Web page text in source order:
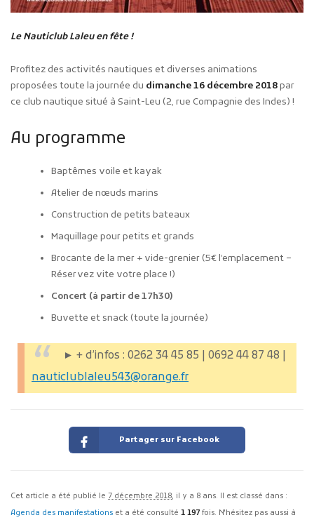
Le Nauticlub Laleu en fête !
Profitez des activités nautiques et diverses animations
proposées toute la journée du dimanche 16 décembre 2018par
ce club nautique situé à Saint-Leu (2, rue Compagnie des Indes) !
Au programme
Baptêmes voile et kayak
Atelier de nœuds marins
Construction de petits bateaux
Maquillage pour petits et grands
Brocante de la mer + vide-grenier (5€ l’emplacement –
Réservez vite votre place !)
Concert (à partir de 17h30)
Buvette et snack (toute la journée)
► + d’infos : 0262 34 45 85 | 0692 44 87 48 |
nauticlublaleu543@orange.fr
Partager sur Facebook
Cet article a été publié le 7 décembre 2018, il y a 8 ans. Il est classé dans :
Agenda des manifestations et a été consulté 1 197 fois. N'hésitez pas aussi à